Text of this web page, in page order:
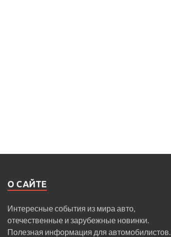
О САЙТЕ
Интересные события из мира авто,
отечественные и зарубежные новинки.
Полезная информация для автомобилистов.